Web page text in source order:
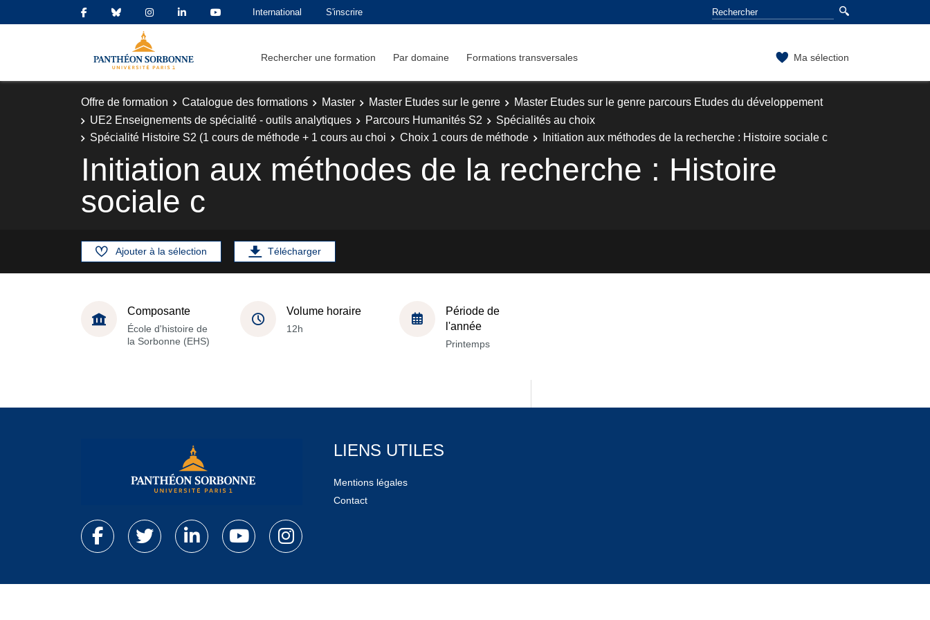
International S'inscrire
Rechercher une formation Par domaine Formations transversales Ma sélection
Offre de formation Catalogue des formations Master Master Etudes sur le genre
Master Etudes sur le genre parcours Etudes du développement
UE2 Enseignements de spécialité - outils analytiques
Parcours Humanités S2
Spécialités au choix
Spécialité Histoire S2 (1 cours de méthode + 1 cours au choi
Choix 1 cours de méthode Initiation aux méthodes de la recherche : Histoire sociale c
Initiation aux méthodes de la recherche : Histoire
sociale c
Ajouter à la sélection Télécharger
Composante
École d'histoire de
la Sorbonne (EHS)
Volume horaire
12h
Période de
l'année
Printemps
LIENS UTILES
Mentions légales
Contact